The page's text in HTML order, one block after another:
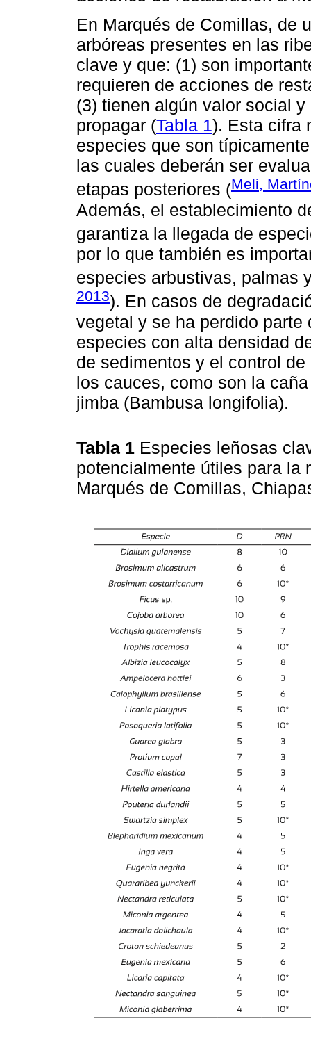
En Marqués de Comillas, de
arbóreas presentes en las
clave y que: (1) son
requieren de acciones de
(3) tienen algún valor social
propagar (Tabla 1). Esta cifra
especies que son
las cuales deberán ser
etapas posteriores (Meli,
Además, el establecimiento
garantiza la llegada de
por lo que también es
especies arbustivas, palmas
2013). En casos de
vegetal y se ha perdido
especies con alta densidad
de sedimentos y el control
los cauces, como son la
jimba (Bambusa longifolia).
Tabla 1 Especies leñosas
potencialmente útiles para la
Marqués de Comillas,